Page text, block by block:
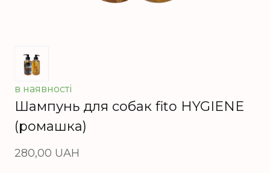
в наявності
Шампунь для собак fito HYGIENE
(ромашка)
280,00 UAH